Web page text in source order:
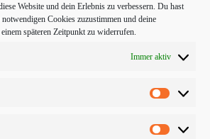
Website und dein Erlebnis zu verbessern. Du hast
Cookies zuzustimmen und deine
späteren Zeitpunkt zu widerrufen.
Immer aktiv
Widerrufsbelehrung